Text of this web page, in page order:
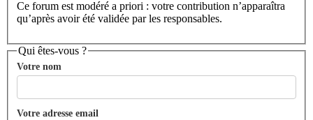
Ce forum est modéré a priori : votre contribution n’apparaîtra
qu’après avoir été validée par les responsables.
Qui êtes-vous ?
Votre nom
Votre adresse email